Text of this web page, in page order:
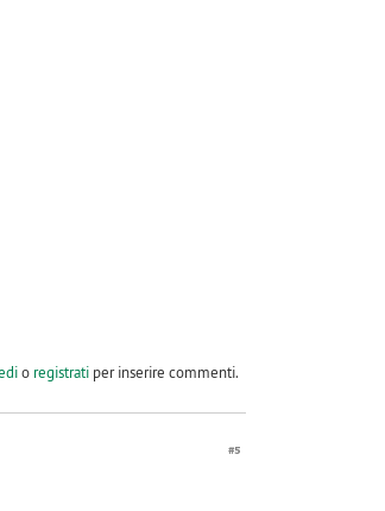
o registratiper inserire commenti.
#5